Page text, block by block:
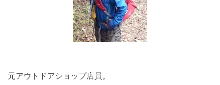
元アウトドアショップ店員。